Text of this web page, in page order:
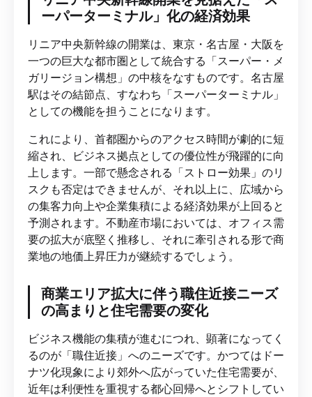
ーパーターミナル」化の経済効果
リニア中央新幹線の開業は、東京・名古屋・大阪を
一つの巨大な都市圏として統合する「スーパー・メ
ガリージョン構想」の中核をなすものです。名古屋
駅はその結節点、すなわち「スーパーターミナル」
としての機能を担うことになります。
これにより、首都圏からのアクセス時間が劇的に短
縮され、ビジネス拠点としての優位性が飛躍的に向
上します。一部で懸念される「ストロー効果」のリ
スクも否定はできませんが、それ以上に、広域から
の集客力向上や企業集積による経済効果が上回ると
予測されます。不動産市場においては、オフィス需
要の拡大が底堅く推移し、それに牽引される形で商
業地の地価上昇圧力が継続するでしょう。
商業エリア拡大に伴う職住近接ニーズ
の高まりと住宅需要の変化
ビジネス機能の集積が進むにつれ、顕著になってく
るのが「職住近接」へのニーズです。かつてはドー
ナツ化現象により郊外へ広がっていた住宅需要が、
近年は利便性を重視する都心回帰へとシフトしてい